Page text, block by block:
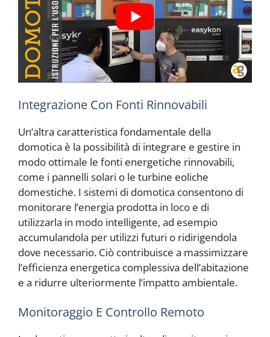
Integrazione Con Fonti Rinnovabili
Un’altra caratteristica fondamentale della
domotica è la possibilità di integrare e gestire in
modo ottimale le fonti energetiche rinnovabili,
come i pannelli solari o le turbine eoliche
domestiche. I sistemi di domotica consentono di
monitorare l’energia prodotta in loco e di
utilizzarla in modo intelligente, ad esempio
accumulandola per utilizzi futuri o ridirigendola
dove necessario. Ciò contribuisce a massimizzare
l’efficienza energetica complessiva dell’abitazione
e a ridurre ulteriormente l’impatto ambientale.
Monitoraggio E Controllo Remoto